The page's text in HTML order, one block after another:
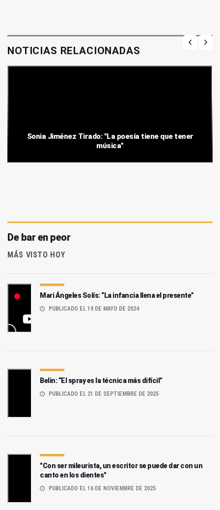
NOTICIAS RELACIONADAS
Sonia Jiménez Tirado: "La poesía tiene que tener
música"
De bar en peor
MÁS VISTO HOY
Mari Ángeles Solís: “La infancia llena el presente”
PUBLICADO EL 19 DE MAYO DE 2024
Belin: “El spray es la técnica más difícil”
PUBLICADO EL 21 DE SEPTIEMBRE DE 2025
"Con ser mileurista, un escritor se puede dar con un
canto en los dientes"
PUBLICADO EL 16 DE NOVIEMBRE DE 2025